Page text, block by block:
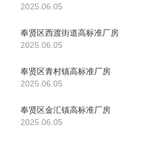
2025.06.05
奉贤区西渡街道高标准厂房
2025.06.05
奉贤区青村镇高标准厂房
2025.06.05
奉贤区金汇镇高标准厂房
2025.06.05